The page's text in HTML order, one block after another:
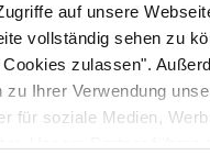
auf unsere
vollständig sehen zu
zulassen".
zu Ihrer Verwendung
für soziale Medien,